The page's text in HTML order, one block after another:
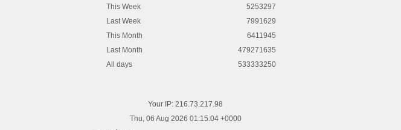
This Week
Last Week
This Month
Last Month
All days
5253297
7991629
6411945
479271635
533333250
Your IP: 216.73.217.98
Thu, 06 Aug 2026 01:15:04 +0000